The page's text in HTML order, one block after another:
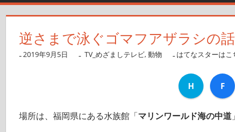
逆さまで泳ぐゴマフアザラシの
2019年9月5日 nanigoto
TV_めざましテレビ, 動物 はてなスターはこ
H F
場所は、福岡県にある水族館「マリンワールド海の中道